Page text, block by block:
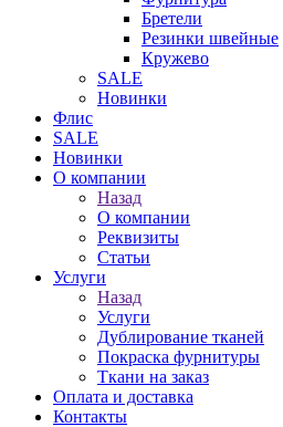
Бретели
Резинки швейные
Кружево
SALE
Новинки
Флис
SALE
Новинки
О компании
Назад
О компании
Реквизиты
Статьи
Услуги
Назад
Услуги
Дублирование тканей
Покраска фурнитуры
Ткани на заказ
Оплата и доставка
Контакты